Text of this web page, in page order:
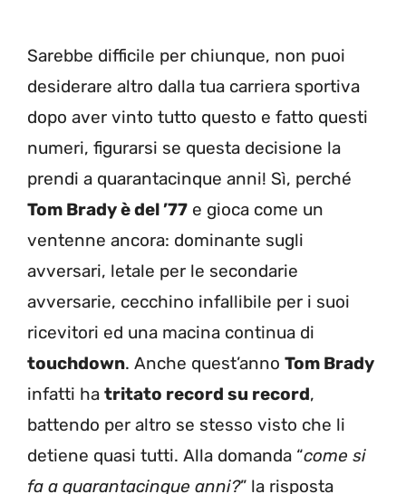
Sarebbe difficile per chiunque, non puoi
desiderare altro dalla tua carriera sportiva
dopo aver vinto tutto questo e fatto questi
numeri, figurarsi se questa decisione la
prendi a quarantacinque anni! Sì, perché
Tom Brady è del ’77 e gioca come un
ventenne ancora: dominante sugli
avversari, letale per le secondarie
avversarie, cecchino infallibile per i suoi
ricevitori ed una macina continua di
touchdown. Anche quest’anno Tom Brady
infatti ha tritato record su record,
battendo per altro se stesso visto che li
detiene quasi tutti. Alla domanda “come si
fa a quarantacinque anni?” la risposta